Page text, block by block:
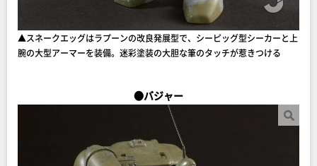
▲スネークエッグはラプーンの改良発展型で、シーピッグ型シーカーと上
腕の大型アーマーを装備。迷彩塗装の大胆な筆のタッチが惹きつける
●バジャー